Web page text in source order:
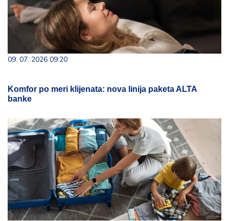
09. 07. 2026 09:20
Komfor po meri klijenata: nova linija paketa ALTA
banke